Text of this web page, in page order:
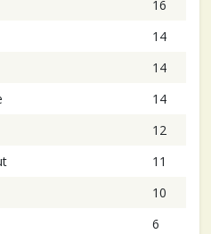
16
14
14
14
12
11
10
6